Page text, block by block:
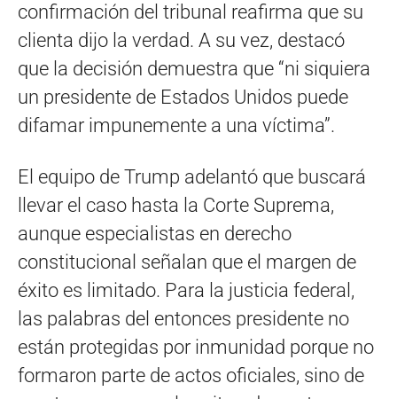
confirmación del tribunal reafirma que su
clienta dijo la verdad. A su vez, destacó
que la decisión demuestra que “ni siquiera
un presidente de Estados Unidos puede
difamar impunemente a una víctima”.
El equipo de Trump adelantó que buscará
llevar el caso hasta la Corte Suprema,
aunque especialistas en derecho
constitucional señalan que el margen de
éxito es limitado. Para la justicia federal,
las palabras del entonces presidente no
están protegidas por inmunidad porque no
formaron parte de actos oficiales, sino de